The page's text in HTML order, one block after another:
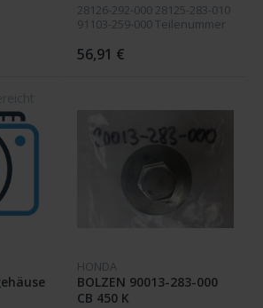
28126-292-000 28125-283-010
91103-259-000 Teilenummer
56,91 €
HONDA
BOLZEN 90013-283-000
CB 450 K